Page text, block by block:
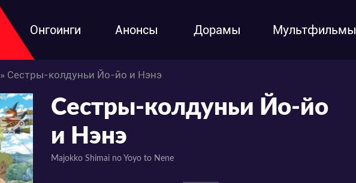
Онгоинги Анонсы Дорамы Мультфильмы
» Сестры-колдуньи Йо-йо и Нэнэ
Сестры-колдуньи Йо-йо
и Нэнэ
Majokko Shimai no Yoyo to Nene